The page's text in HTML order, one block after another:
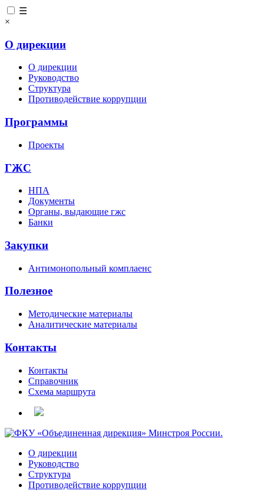
☰
×
О дирекции
О дирекции
Руководство
Структура
Противодействие коррупции
Программы
Проекты
ГЖС
НПА
Документы
Органы, выдающие гжс
Банки
Закупки
Антимонопольный комплаенс
Полезное
Методические материалы
Аналитические материалы
Контакты
Контакты
Справочник
Схема маршрута
О дирекции
Руководство
Структура
Противодействие коррупции